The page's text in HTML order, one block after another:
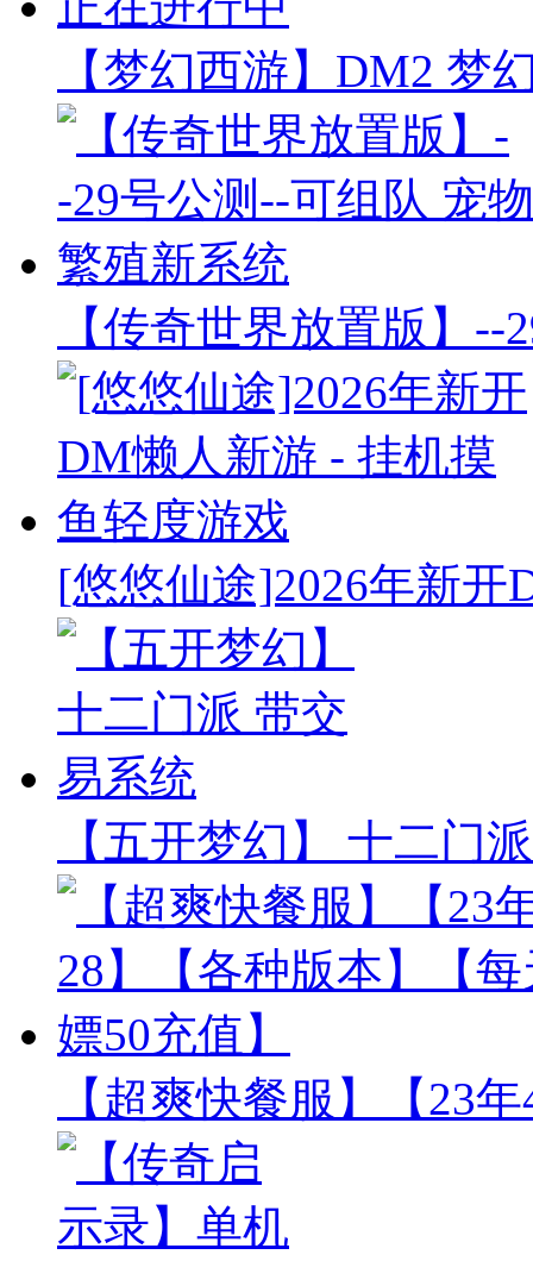
【梦幻西游】DM2 梦
【传奇世界放置版】
[悠悠仙途]2026年新开
【五开梦幻】 十二门
【超爽快餐服】【23